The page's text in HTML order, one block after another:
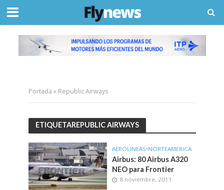
Portada » Republic Airways
ETIQUETAREPUBLIC AIRWAYS
AEROLINEAS•NORTEAMERICA
Airbus: 80 Airbus A320
NEO para Frontier
8 noviembre, 2011